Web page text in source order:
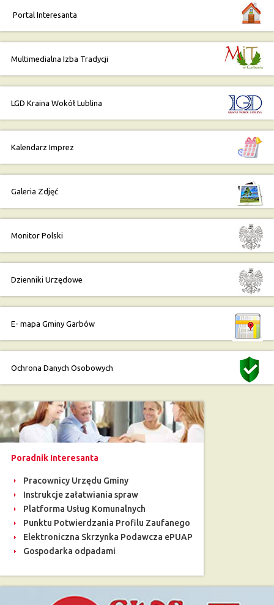
Portal Interesanta
Multimedialna Izba Tradycji
LGD Kraina Wokół Lublina
Kalendarz Imprez
Galeria Zdjęć
Monitor Polski
Dzienniki Urzędowe
E- mapa Gminy Garbów
Ochrona Danych Osobowych
Poradnik Interesanta
Pracownicy Urzędu Gminy
Instrukcje załatwiania spraw
Platforma Usług Komunalnych
Punktu Potwierdzania Profilu Zaufanego
Elektroniczna Skrzynka Podawcza ePUAP
Gospodarka odpadami